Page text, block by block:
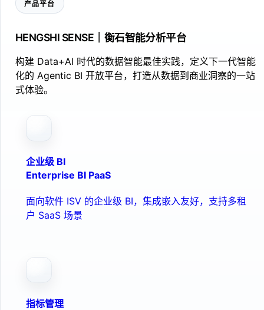
产品平台
HENGSHI SENSE｜衡石智能分析平台
构建 Data+AI 时代的数据智能最佳实践，定义下一代智能
化的 Agentic BI 开放平台，打造从数据到商业洞察的一站
式体验。
企业级 BI
Enterprise BI PaaS
面向软件 ISV 的企业级 BI，集成嵌入友好，支持多租
户 SaaS 场景
指标管理